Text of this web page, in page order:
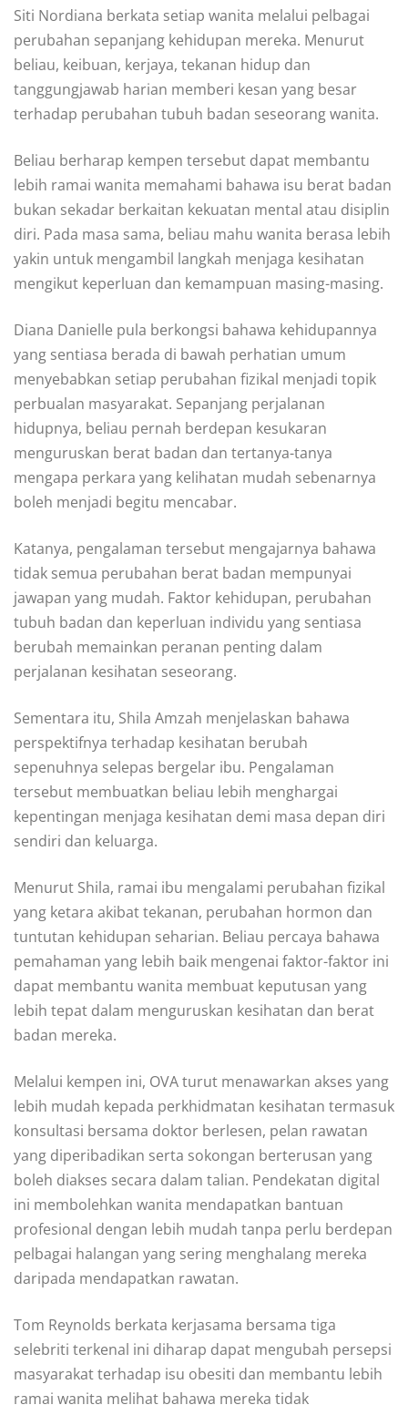
Siti Nordiana berkata setiap wanita melalui pelbagai
perubahan sepanjang kehidupan mereka. Menurut
beliau, keibuan, kerjaya, tekanan hidup dan
tanggungjawab harian memberi kesan yang besar
terhadap perubahan tubuh badan seseorang wanita.
Beliau berharap kempen tersebut dapat membantu
lebih ramai wanita memahami bahawa isu berat badan
bukan sekadar berkaitan kekuatan mental atau disiplin
diri. Pada masa sama, beliau mahu wanita berasa lebih
yakin untuk mengambil langkah menjaga kesihatan
mengikut keperluan dan kemampuan masing-masing.
Diana Danielle pula berkongsi bahawa kehidupannya
yang sentiasa berada di bawah perhatian umum
menyebabkan setiap perubahan fizikal menjadi topik
perbualan masyarakat. Sepanjang perjalanan
hidupnya, beliau pernah berdepan kesukaran
menguruskan berat badan dan tertanya-tanya
mengapa perkara yang kelihatan mudah sebenarnya
boleh menjadi begitu mencabar.
Katanya, pengalaman tersebut mengajarnya bahawa
tidak semua perubahan berat badan mempunyai
jawapan yang mudah. Faktor kehidupan, perubahan
tubuh badan dan keperluan individu yang sentiasa
berubah memainkan peranan penting dalam
perjalanan kesihatan seseorang.
Sementara itu, Shila Amzah menjelaskan bahawa
perspektifnya terhadap kesihatan berubah
sepenuhnya selepas bergelar ibu. Pengalaman
tersebut membuatkan beliau lebih menghargai
kepentingan menjaga kesihatan demi masa depan diri
sendiri dan keluarga.
Menurut Shila, ramai ibu mengalami perubahan fizikal
yang ketara akibat tekanan, perubahan hormon dan
tuntutan kehidupan seharian. Beliau percaya bahawa
pemahaman yang lebih baik mengenai faktor-faktor ini
dapat membantu wanita membuat keputusan yang
lebih tepat dalam menguruskan kesihatan dan berat
badan mereka.
Melalui kempen ini, OVA turut menawarkan akses yang
lebih mudah kepada perkhidmatan kesihatan termasuk
konsultasi bersama doktor berlesen, pelan rawatan
yang diperibadikan serta sokongan berterusan yang
boleh diakses secara dalam talian. Pendekatan digital
ini membolehkan wanita mendapatkan bantuan
profesional dengan lebih mudah tanpa perlu berdepan
pelbagai halangan yang sering menghalang mereka
daripada mendapatkan rawatan.
Tom Reynolds berkata kerjasama bersama tiga
selebriti terkenal ini diharap dapat mengubah persepsi
masyarakat terhadap isu obesiti dan membantu lebih
ramai wanita melihat bahawa mereka tidak